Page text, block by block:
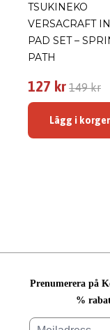
TSUKINEKO
VERSACRAFT
PAD SET –
PATH
127 kr 149 kr
Lägg i
Prenumerera på
%